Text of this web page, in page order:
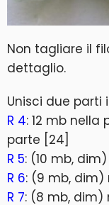
Non tagliare il
dettaglio.
Unisci due parti
R 4: 12 mb nella
parte [24]
R 5: (10 mb,
R 6: (9 mb, dim)
R 7: (8 mb, dim)